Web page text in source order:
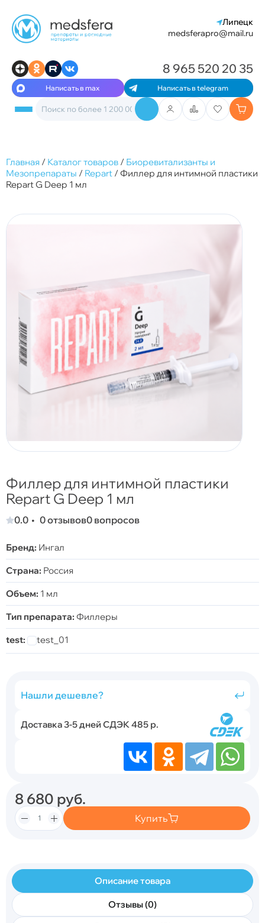
Липецк
medsferapro@mail.ru
Написать в max Написать в telegram
8 965 520 20 35
Главная / Каталог товаров / Биоревитализанты и
Мезопрепараты / Repart /Филлер для интимной пластики
Repаrt G Deep 1 мл
Филлер для интимной пластики
Repаrt G Deep 1 мл
0.0 0 отзывов0 вопросов
Бренд: Ингал
Страна: Россия
Объем: 1 мл
Тип препарата: Филлеры
test: test_01
Нашли дешевле?
Доставка 3-5 дней СДЭК 485 р.
8 680 руб.
Купить
Описание товара
Отзывы (0)